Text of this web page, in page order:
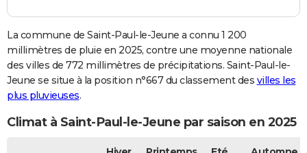
La commune de Saint-Paul-le-Jeune a connu 1 200
millimètres de pluie en 2025, contre une moyenne nationale
des villes de 772 millimètres de précipitations. Saint-Paul-le-
Jeune se situe à la position n°667 du classement des villes les
plus pluvieuses.
Climat à Saint-Paul-le-Jeune par saison en 2025